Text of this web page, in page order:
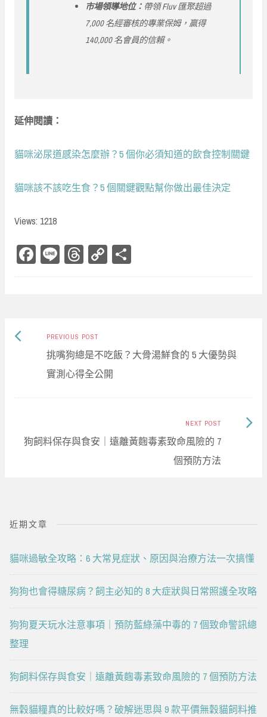
市場領導地位： 帶領 Fluv 匯聚超過
7,000 名經審核的專業保姆，贏得
140,000 名會員的信賴。
延伸閱讀：
貓咪泌尿道感染怎麼辦？5 個你必須知道的飲食控制關鍵
貓咪該不該吃生食？5 個關鍵觀點幫你做出最佳決定
Views: 1218
Fa
ce
Li
ne
Th
re
Co
py ar
Post
navigation
PREVIOUS POSTPrevious
post:
挑嘴狗總是不吃飯？大骨湯鮮食的 5 大優勢與
實測心得全公開
NEXT POST
狗飼料保存與食安｜遠離黃麴毒素致命風險的 7
個預防方法
Next
近期文章
貓咪過敏全攻略：6 大常見症狀、原因與治療方法一次搞懂
狗狗也會得糖尿病？飼主必知的 8 大症狀與日常照護全攻略
狗狗夏天玩水注意事項｜預防藍綠藻中毒的 7 個致命警訊總
整理
狗飼料保存與食安｜遠離黃麴毒素致命風險的 7 個預防方法
無穀貓糧真的比較好嗎？破解迷思與 9 款平價無穀貓飼料推